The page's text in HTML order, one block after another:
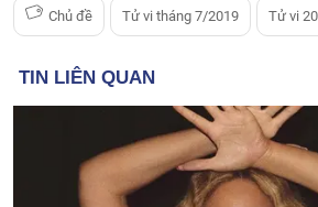
Chủ đề Tử vi tháng 7/2019 Tử vi